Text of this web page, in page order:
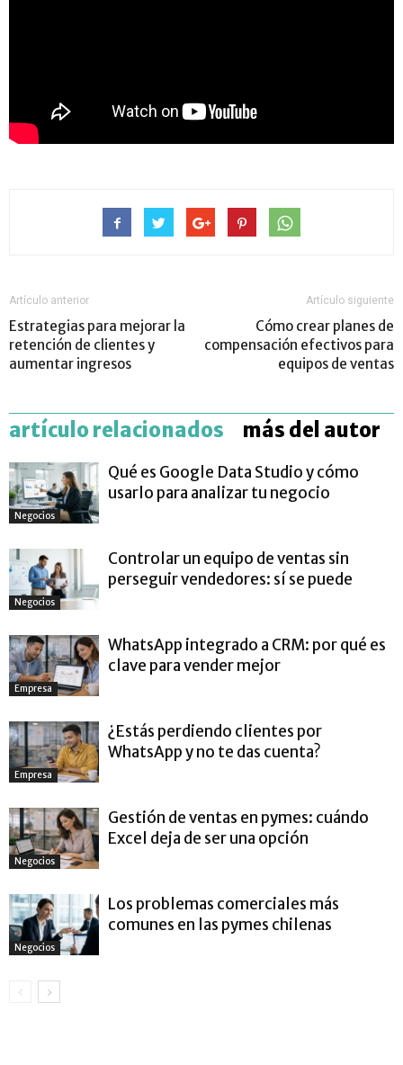
Artículo anterior
Estrategias para mejorar la
retención de clientes y
aumentar ingresos
Artículo siguiente
Cómo crear planes de
compensación efectivos para
equipos de ventas
artículo relacionados más del autor
Negocios
Qué es Google Data Studio y cómo
usarlo para analizar tu negocio
Negocios
Controlar un equipo de ventas sin
perseguir vendedores: sí se puede
Empresa
WhatsApp integrado a CRM: por qué es
clave para vender mejor
Empresa
¿Estás perdiendo clientes por
WhatsApp y no te das cuenta?
Negocios
Gestión de ventas en pymes: cuándo
Excel deja de ser una opción
Negocios
Los problemas comerciales más
comunes en las pymes chilenas